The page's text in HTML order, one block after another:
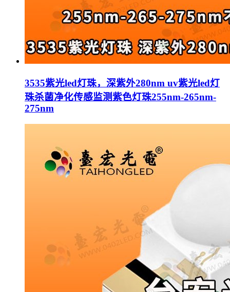
3535紫光led灯珠，深紫外280nm uv紫光led灯
珠杀菌净化传感监测紫色灯珠255nm-265nm-
275nm